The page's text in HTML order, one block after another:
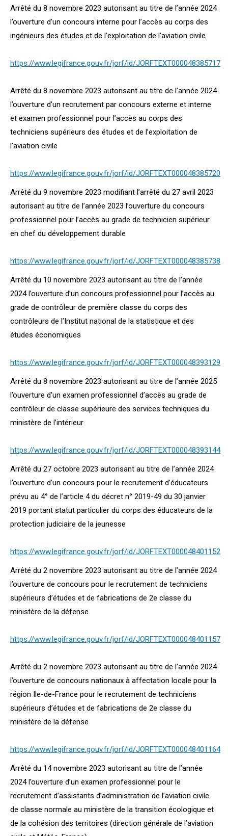
Arrêté du 8 novembre 2023 autorisant au titre de l’année 2024
l’ouverture d’un concours interne pour l’accès au corps des
ingénieurs des études et de l’exploitation de l’aviation civile
https://www.legifrance.gouv.fr/jorf/id/JORFTEXT000048385717
Arrêté du 8 novembre 2023 autorisant au titre de l’année 2024
l’ouverture d’un recrutement par concours externe et interne
et examen professionnel pour l’accès au corps des
techniciens supérieurs des études et de l’exploitation de
l’aviation civile
https://www.legifrance.gouv.fr/jorf/id/JORFTEXT000048385720
Arrêté du 9 novembre 2023 modifiant l’arrêté du 27 avril 2023
autorisant au titre de l’année 2023 l’ouverture du concours
professionnel pour l’accès au grade de technicien supérieur
en chef du développement durable
https://www.legifrance.gouv.fr/jorf/id/JORFTEXT000048385738
Arrêté du 10 novembre 2023 autorisant au titre de l’année
2024 l’ouverture d’un concours professionnel pour l’accès au
grade de contrôleur de première classe du corps des
contrôleurs de l’Institut national de la statistique et des
études économiques
https://www.legifrance.gouv.fr/jorf/id/JORFTEXT000048393129
Arrêté du 8 novembre 2023 autorisant au titre de l’année 2025
l’ouverture d’un examen professionnel d’accès au grade de
contrôleur de classe supérieure des services techniques du
ministère de l’intérieur
https://www.legifrance.gouv.fr/jorf/id/JORFTEXT000048393144
Arrêté du 27 octobre 2023 autorisant au titre de l’année 2024
l’ouverture d’un concours pour le recrutement d’éducateurs
prévu au 4° de l’article 4 du décret n° 2019-49 du 30 janvier
2019 portant statut particulier du corps des éducateurs de la
protection judiciaire de la jeunesse
https://www.legifrance.gouv.fr/jorf/id/JORFTEXT000048401152
Arrêté du 2 novembre 2023 autorisant au titre de l’année 2024
l’ouverture de concours pour le recrutement de techniciens
supérieurs d’études et de fabrications de 2e classe du
ministère de la défense
https://www.legifrance.gouv.fr/jorf/id/JORFTEXT000048401157
Arrêté du 2 novembre 2023 autorisant au titre de l’année 2024
l’ouverture de concours nationaux à affectation locale pour la
région Ile-de-France pour le recrutement de techniciens
supérieurs d’études et de fabrications de 2e classe du
ministère de la défense
https://www.legifrance.gouv.fr/jorf/id/JORFTEXT000048401164
Arrêté du 14 novembre 2023 autorisant au titre de l’année
2024 l’ouverture d’un examen professionnel pour le
recrutement d’assistants d’administration de l’aviation civile
de classe normale au ministère de la transition écologique et
de la cohésion des territoires (direction générale de l’aviation